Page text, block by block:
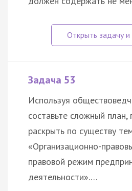
Задача 53
Используя
составьте сложный
раскрыть по существу
«Организационно-
правовой режим
деятельности».…